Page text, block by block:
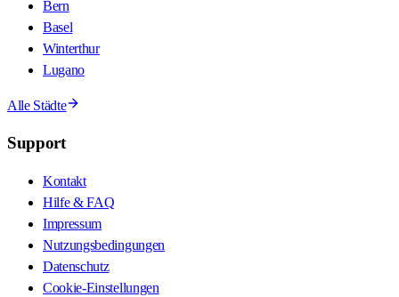
Bern
Basel
Winterthur
Lugano
Alle Städte
Support
Kontakt
Hilfe & FAQ
Impressum
Nutzungsbedingungen
Datenschutz
Cookie-Einstellungen